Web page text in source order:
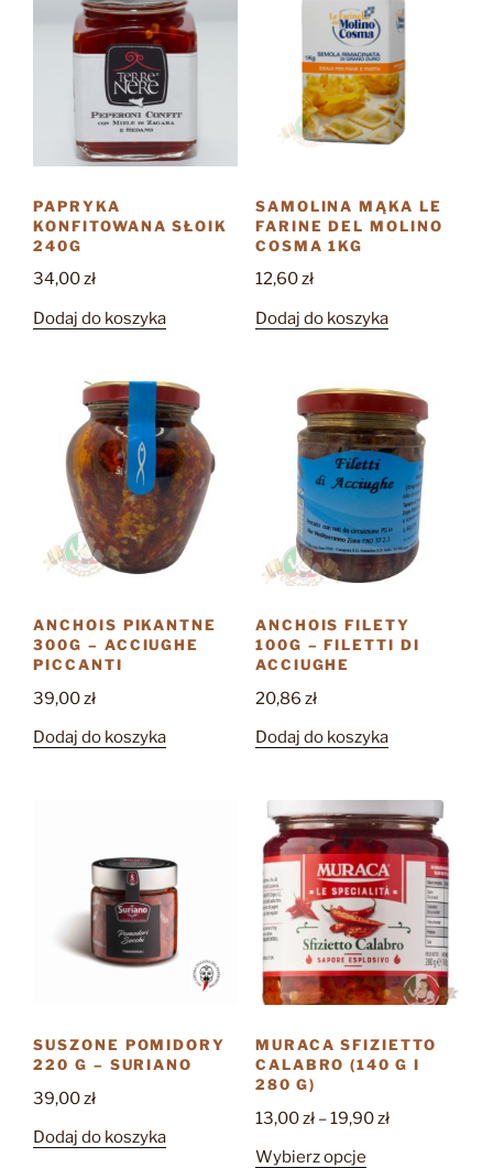
PAPRYKA
KONFITOWANA SŁOIK
240G
34,00zł
Dodaj do koszyka
SAMOLINA MĄKA LE
FARINE DEL MOLINO
COSMA 1KG
12,60zł
Dodaj do koszyka
ANCHOIS PIKANTNE
300G – ACCIUGHE
PICCANTI
39,00zł
Dodaj do koszyka
ANCHOIS FILETY
100G – FILETTI DI
ACCIUGHE
20,86 zł
Dodaj do koszyka
SUSZONE POMIDORY
220 G – SURIANO
39,00zł
Dodaj do koszyka
MURACA SFIZIETTO
CALABRO (140 G I
280 G)
13,00zł –19,90złZakres
Wybierz opcjeTen